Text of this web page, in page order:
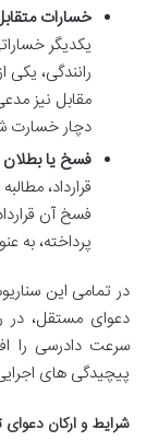
خسارات
یکدیگر
رانندگی،
مقابل نیز
دچار خسارت
فسخ یا بطلان
قرارداد،
فسخ آن
پرداخته، به
در تمامی این
دعوای مستقل، در
سرعت دادرسی را
پیچیدگی های
شرایط و ارکان دعوای